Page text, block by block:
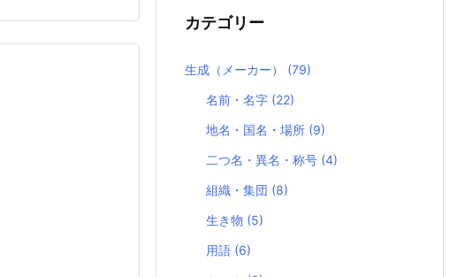
カテゴリー
生成（メーカー） (79)
名前・名字 (22)
地名・国名・場所 (9)
二つ名・異名・称号 (4)
組織・集団 (8)
生き物 (5)
用語 (6)